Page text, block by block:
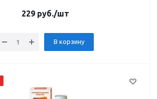
229руб./шт
В корзину